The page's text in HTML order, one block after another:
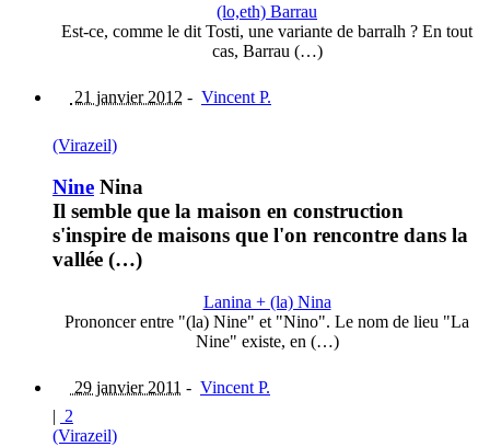
(lo,eth) Barrau
Est-ce, comme le dit Tosti, une variante de barralh ? En tout
cas, Barrau (…)
21 janvier 2012 - Vincent P.
(Virazeil)
Nine Nina
Il semble que la maison en construction
s'inspire de maisons que l'on rencontre dans la
vallée (…)
Lanina + (la) Nina
Prononcer entre "(la) Nine" et "Nino". Le nom de lieu "La
Nine" existe, en (…)
29 janvier 2011 - Vincent P.
| 2
(Virazeil)